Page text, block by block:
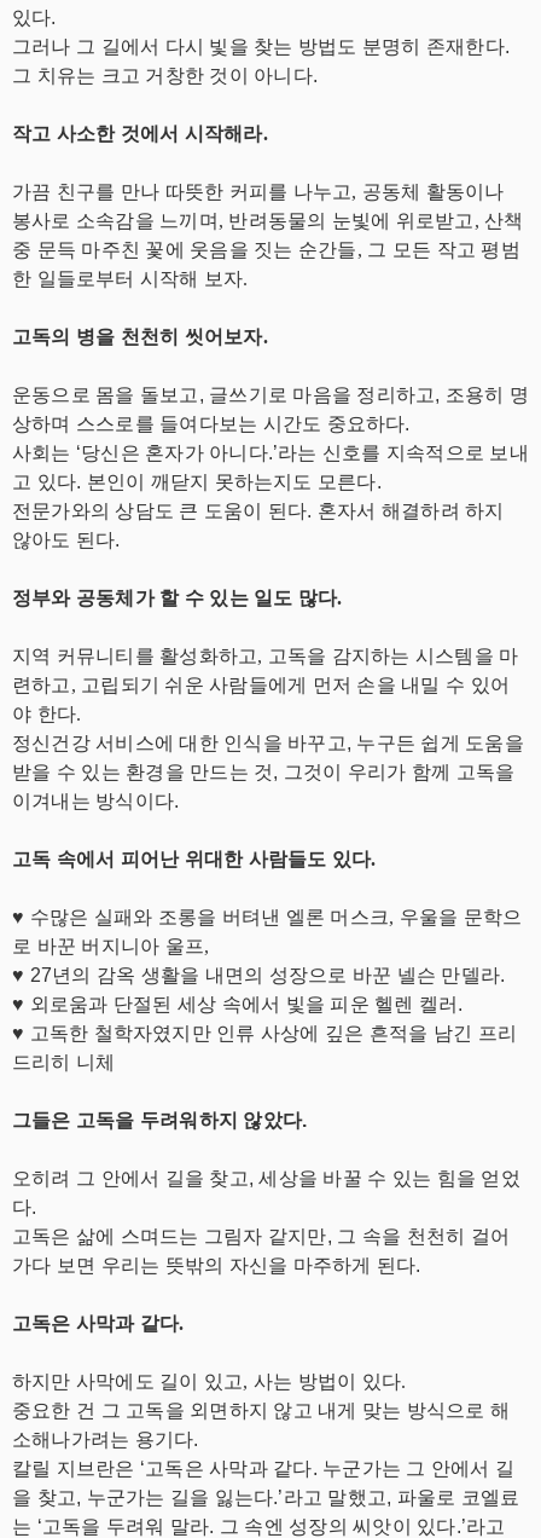
있다.
그러나 그 길에서 다시 빛을 찾는 방법도 분명히 존재한다.
그 치유는 크고 거창한 것이 아니다.
작고 사소한 것에서 시작해라.
가끔 친구를 만나 따뜻한 커피를 나누고, 공동체 활동이나
봉사로 소속감을 느끼며, 반려동물의 눈빛에 위로받고, 산책
중 문득 마주친 꽃에 웃음을 짓는 순간들, 그 모든 작고 평범
한 일들로부터 시작해 보자.
고독의 병을 천천히 씻어보자.
운동으로 몸을 돌보고, 글쓰기로 마음을 정리하고, 조용히 명
상하며 스스로를 들여다보는 시간도 중요하다.
사회는 ‘당신은 혼자가 아니다.’라는 신호를 지속적으로 보내
고 있다. 본인이 깨닫지 못하는지도 모른다.
전문가와의 상담도 큰 도움이 된다. 혼자서 해결하려 하지
않아도 된다.
정부와 공동체가 할 수 있는 일도 많다.
지역 커뮤니티를 활성화하고, 고독을 감지하는 시스템을 마
련하고, 고립되기 쉬운 사람들에게 먼저 손을 내밀 수 있어
야 한다.
정신건강 서비스에 대한 인식을 바꾸고, 누구든 쉽게 도움을
받을 수 있는 환경을 만드는 것, 그것이 우리가 함께 고독을
이겨내는 방식이다.
고독 속에서 피어난 위대한 사람들도 있다.
♥ 수많은 실패와 조롱을 버텨낸 엘론 머스크, 우울을 문학으
로 바꾼 버지니아 울프,
♥ 27년의 감옥 생활을 내면의 성장으로 바꾼 넬슨 만델라.
♥ 외로움과 단절된 세상 속에서 빛을 피운 헬렌 켈러.
♥ 고독한 철학자였지만 인류 사상에 깊은 흔적을 남긴 프리
드리히 니체
그들은 고독을 두려워하지 않았다.
오히려 그 안에서 길을 찾고, 세상을 바꿀 수 있는 힘을 얻었
다.
고독은 삶에 스며드는 그림자 같지만, 그 속을 천천히 걸어
가다 보면 우리는 뜻밖의 자신을 마주하게 된다.
고독은 사막과 같다.
하지만 사막에도 길이 있고, 사는 방법이 있다.
중요한 건 그 고독을 외면하지 않고 내게 맞는 방식으로 해
소해나가려는 용기다.
칼릴 지브란은 ‘고독은 사막과 같다. 누군가는 그 안에서 길
을 찾고, 누군가는 길을 잃는다.’라고 말했고, 파울로 코엘료
는 ‘고독을 두려워 말라. 그 속엔 성장의 씨앗이 있다.’라고